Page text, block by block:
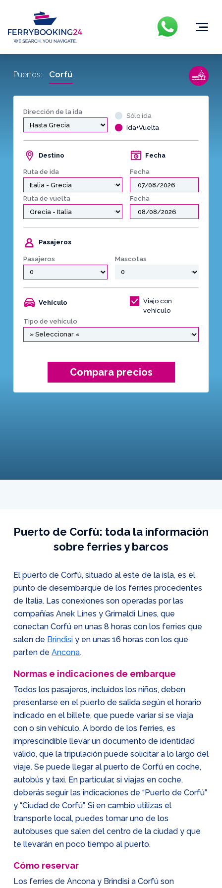
Dirección de la ida
Sólo ida
Ida+Vuelta
Destino
Ruta de ida
Fecha
Fecha
Ruta de vuelta Fecha
Pasajeros
Pasajeros Mascotas
Vehículo
Viajo con
vehículo
Tipo de vehículo
Compara precios
Puertos: Corfú
Puerto de Corfù: toda la información
sobre ferries y barcos
El puerto de Corfú, situado al este de la isla, es el
punto de desembarque de los ferries procedentes
de Italia. Las conexiones son operadas por las
compañías Anek Lines y Grimaldi Lines, que
conectan Corfú en unas 8 horas con los ferries que
salen de Brindisi y en unas 16 horas con los que
parten de Ancona.
Normas e indicaciones de embarque
Todos los pasajeros, incluidos los niños, deben
presentarse en el puerto de salida según el horario
indicado en el billete, que puede variar si se viaja
con o sin vehículo. A bordo de los ferries, es
imprescindible llevar un documento de identidad
válido, que la tripulación puede solicitar a lo largo del
viaje. Se puede llegar al puerto de Corfú en coche,
autobús y taxi. En particular, si viajas en coche,
deberás seguir las indicaciones de “Puerto de Corfú”
y “Ciudad de Corfú”. Si en cambio utilizas el
transporte local, puedes tomar uno de los
autobuses que salen del centro de la ciudad y que
te llevarán en poco tiempo al puerto.
Cómo reservar
Los ferries de Ancona y Brindisi a Corfú son